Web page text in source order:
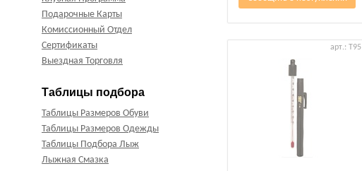
Подарочные Карты
Комиссионный Отдел
Сертификаты
Выездная Торговля
Таблицы подбора
Таблицы Размеров Обуви
Таблицы Размеров Одежды
Таблицы Подбора Лыж
Лыжная Смазка
арт.: T95